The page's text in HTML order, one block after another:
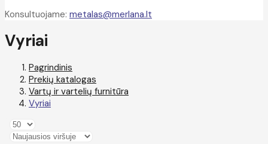
Konsultuojame: metalas@merlana.lt
Vyriai
Pagrindinis
Prekių katalogas
Vartų ir vartelių furnitūra
Vyriai